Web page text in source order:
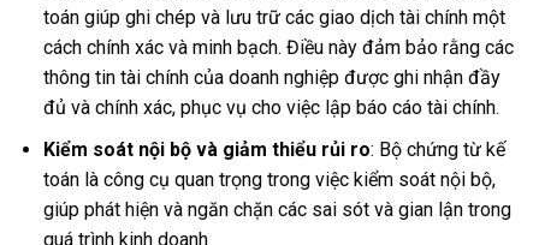
toán giúp ghi chép và lưu trữ các giao dịch tài chính một
cách chính xác và minh bạch. Điều này đảm bảo rằng các
thông tin tài chính của doanh nghiệp được ghi nhận đầy
đủ và chính xác, phục vụ cho việc lập báo cáo tài chính.
Kiểm soát nội bộ và giảm thiểu rủi ro: Bộ chứng từ kế
toán là công cụ quan trọng trong việc kiểm soát nội bộ,
giúp phát hiện và ngăn chặn các sai sót và gian lận trong
quá trình kinh doanh